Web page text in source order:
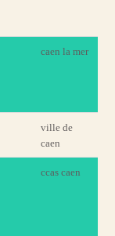
caen la mer
ville de
caen
ccas caen